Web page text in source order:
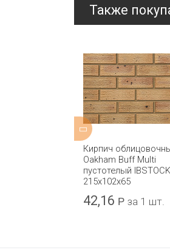
Также
Кирпич
Oakham Buff Multi
пустотелый IBSTOCK
215x102x65
42,16 Р за 1 шт.